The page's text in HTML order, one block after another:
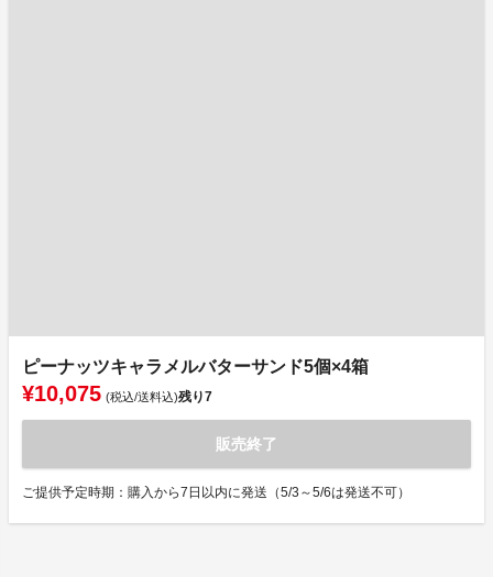
ピーナッツキャラメルバターサンド5個×4箱
¥10,075 (税込/送料込)残り7
販売終了
ご提供予定時期：購入から7日以内に発送（5/3～5/6は発送不可）